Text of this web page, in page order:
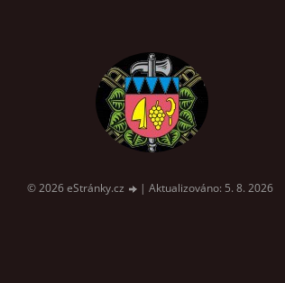
© 2026 eStránky.cz | Aktualizováno: 5. 8. 2026